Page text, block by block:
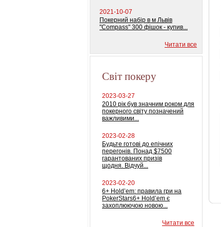
2021-10-07
Покерний набір в м Львів
"Compass" 300 фішок - купив...
Читати все
Світ покеру
2023-03-27
2010 рік був значним роком для
покерного світу позначений
важливими...
2023-02-28
Будьте готові до епічних
перегонів. Понад $7500
гарантованих призів
щодня. Відчуй...
2023-02-20
6+ Hold’em: правила гри на
PokerStars6+ Hold’em є
захоплюючою новою...
Читати все